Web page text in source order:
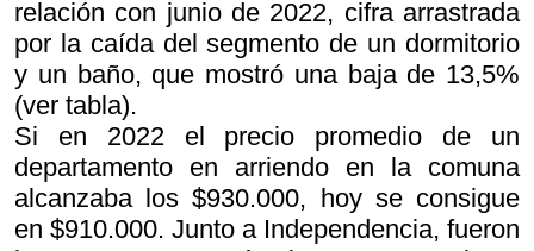
relación con junio de 2022, cifra arrastrada
por la caída del segmento de un dormitorio
y un baño, que mostró una baja de 13,5%
(ver tabla).
Si en 2022 el precio promedio de un
departamento en arriendo en la comuna
alcanzaba los $930.000, hoy se consigue
en $910.000. Junto a Independencia, fueron